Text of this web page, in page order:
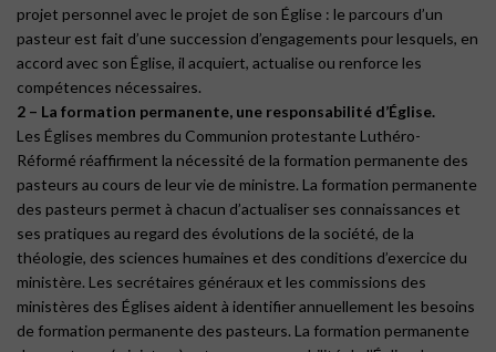
projet personnel avec le projet de son Église : le parcours d’un
pasteur est fait d’une succession d’engagements pour lesquels, en
accord avec son Église, il acquiert, actualise ou renforce les
compétences nécessaires.
2 – La formation permanente, une responsabilité d’Église.
Les Églises membres du Communion protestante Luthéro-
Réformé réaffirment la nécessité de la formation permanente des
pasteurs au cours de leur vie de ministre. La formation permanente
des pasteurs permet à chacun d’actualiser ses connaissances et
ses pratiques au regard des évolutions de la société, de la
théologie, des sciences humaines et des conditions d’exercice du
ministère. Les secrétaires généraux et les commissions des
ministères des Églises aident à identifier annuellement les besoins
de formation permanente des pasteurs. La formation permanente